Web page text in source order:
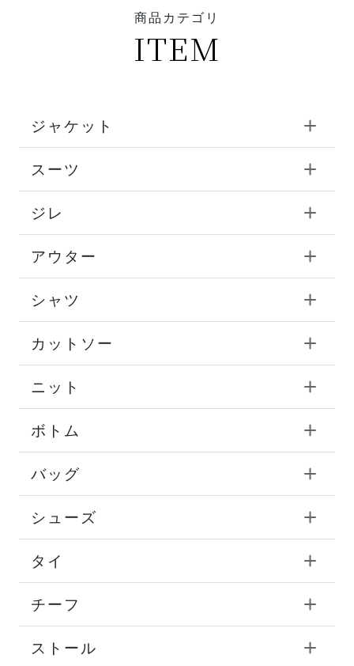
商品カテゴリ
ITEM
ジャケット
スーツ
ジレ
アウター
シャツ
カットソー
ニット
ボトム
バッグ
シューズ
タイ
チーフ
ストール